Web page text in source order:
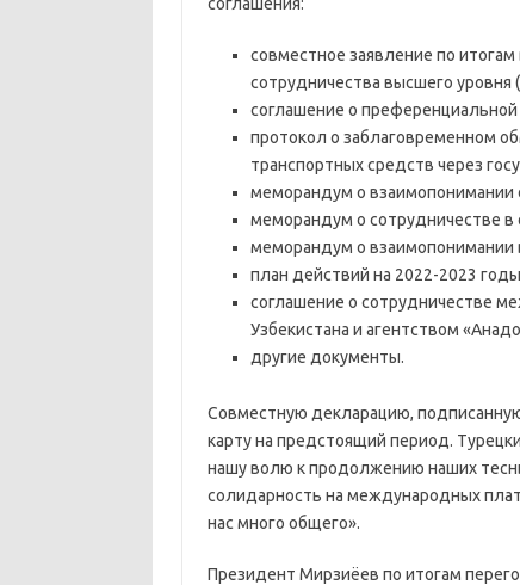
совместное заявление по итогам
сотрудничества высшего
соглашение о преференциальной
протокол о заблаговременном
транспортных средств через
меморандум о взаимопонимании
меморандум о сотрудничестве в
меморандум о взаимопонимании
план действий на 2022-2023
соглашение о сотрудничестве
Узбекистана и агентством
другие документы.
Совместную декларацию,
карту на предстоящий период.
нашу волю к продолжению наших
солидарность на международных
нас много общего».
Президент Мирзиёев по итогам